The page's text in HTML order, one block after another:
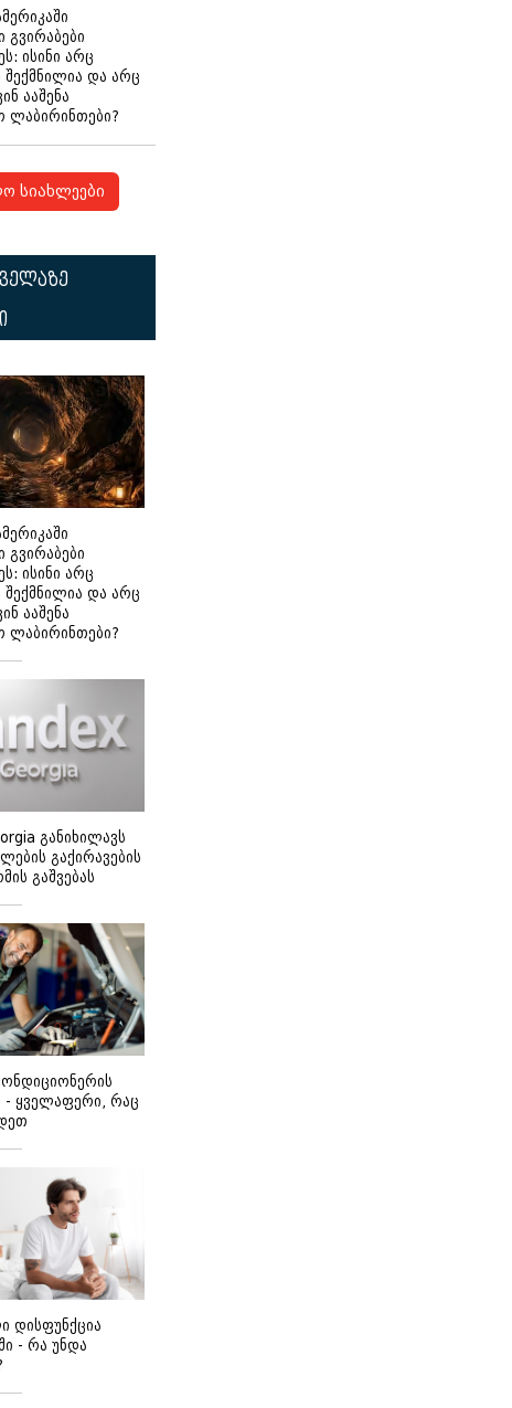
გვირაბები
ისინი არც
შექმნილია და არც
ააშენა
ლაბირინთები?
სიახლეები
გვირაბები
ისინი არც
შექმნილია და არც
ააშენა
ლაბირინთები?
განიხილავს
გაქირავების
გაშვებას
- ყველაფერი, რაც
დისფუნქცია
- რა უნდა